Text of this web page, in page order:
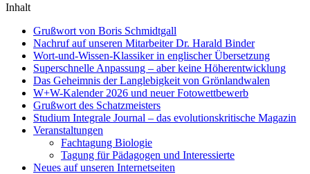
Inhalt
Grußwort von Boris Schmidtgall
Nachruf auf unseren Mitarbeiter Dr. Harald Binder
Wort-und-Wissen-Klassiker in englischer Übersetzung
Superschnelle Anpassung – aber keine Höherentwicklung
Das Geheimnis der Langlebigkeit von Grönlandwalen
W+W-Kalender 2026 und neuer Fotowettbewerb
Grußwort des Schatzmeisters
Studium Integrale Journal – das evolutionskritische Magazin
Veranstaltungen
Fachtagung Biologie
Tagung für Pädagogen und Interessierte
Neues auf unseren Internetseiten